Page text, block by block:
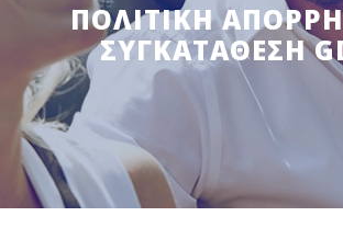
ΠΟΛΙΤΙΚΉ
ΣΥΓΚΑΤΆΘΕΣΗ